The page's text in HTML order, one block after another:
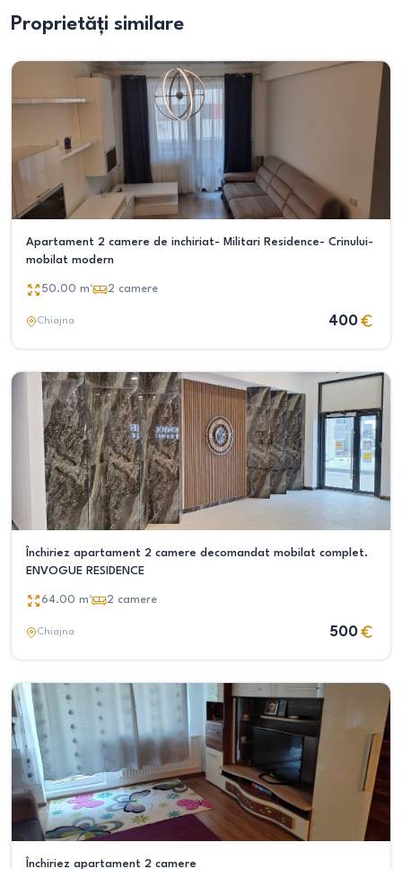
Proprietăți similare
Apartament 2 camere de inchiriat- Militari Residence- Crinului-
mobilat modern
50.00 m² 2 camere
Chiajna 400
Închiriez apartament 2 camere decomandat mobilat complet.
ENVOGUE RESIDENCE
64.00 m² 2 camere
Chiajna 500
Închiriez apartament 2 camere